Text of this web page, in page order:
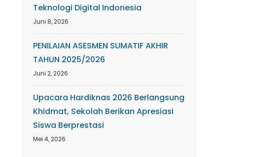
Teknologi Digital Indonesia
Juni 8, 2026
PENILAIAN ASESMEN SUMATIF AKHIR
TAHUN 2025/2026
Juni 2, 2026
Upacara Hardiknas 2026 Berlangsung
Khidmat, Sekolah Berikan Apresiasi
Siswa Berprestasi
Mei 4, 2026